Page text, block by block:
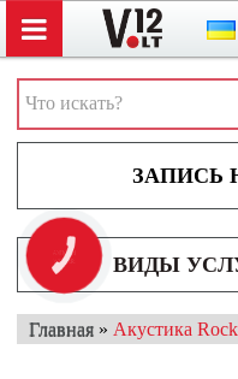
ВИДЫ
Вход/
АВТОЗВУК
АКСЕССУАРЫ И
ВИДЕОРЕГИСТРАТОРЫ
МУЛЬТИМЕДИА
НАВИГАТОРЫ
Главная » Акустика
КНОПКА
ЗВ'ЯЗКУ